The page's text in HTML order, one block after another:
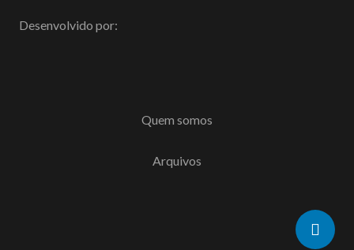
Desenvolvido por:
Quem somos
Arquivos